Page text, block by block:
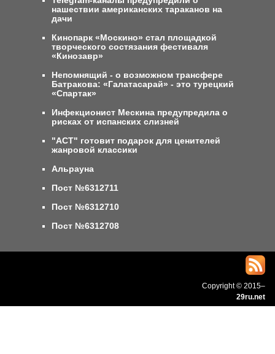
нашествии американских тараканов на
дачи
Кинопарк «Москино» стал площадкой
творческого состязания фестиваля
«Кинозавр»
Непомнящий - о возможном трансфере
Батракова: «Галатасарай» - это турецкий
«Спартак»
Инфекционист Мескина предупредила о
рисках от испанских слизней
"АСТ" готовит подарок для ценителей
жанровой классики
Альрауна
Пост №6312711
Пост №6312710
Пост №6312708
Copyright © 2015–
29ru.net